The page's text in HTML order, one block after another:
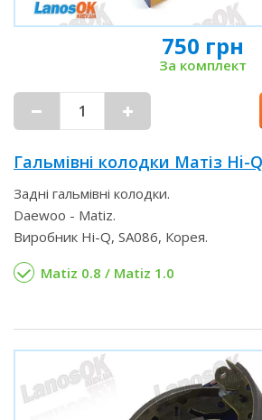
750 грн
За комплект
Гальмівні колодки Матіз Hi-
Задні гальмівні колодки.
Daewoo - Matiz.
Виробник Hi-Q, SA086, Корея.
Matiz 0.8 / Matiz 1.0